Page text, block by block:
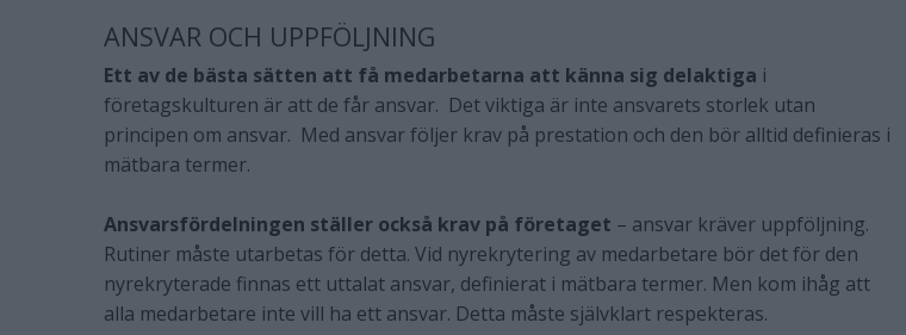
ANSVAR OCH UPPFÖLJNING
Ett av de bästa sätten att få medarbetarna att känna sig delaktiga i
företagskulturen är att de får ansvar. Det viktiga är inte ansvarets storlek utan
principen om ansvar. Med ansvar följer krav på prestation och den bör alltid definieras i
mätbara termer.
Ansvarsfördelningen ställer också krav på företaget – ansvar kräver uppföljning.
Rutiner måste utarbetas för detta. Vid nyrekrytering av medarbetare bör det för den
nyrekryterade finnas ett uttalat ansvar, definierat i mätbara termer. Men kom ihåg att
alla medarbetare inte vill ha ett ansvar. Detta måste självklart respekteras.